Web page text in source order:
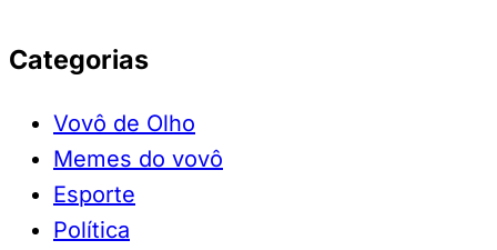
Categorias
Vovô de Olho
Memes do vovô
Esporte
Política